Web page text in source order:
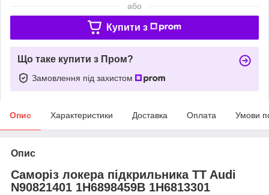
або
Купити з
Що таке купити з Пром?
Замовлення під захистом
Опис Характеристики Доставка Оплата Умови
Опис
Саморіз локера підкрильника TT Audi
N90821401 1H6898459B 1H6813301